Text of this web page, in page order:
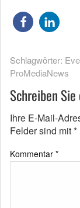
Schlagwörter:
ProMediaNews
Schreiben
Ihre E-Mail-
Felder sind mit*
Kommentar *